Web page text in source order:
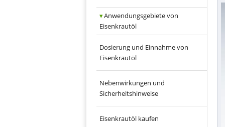
Anwendungsgebiete von
Eisenkrautöl
Dosierung und Einnahme von
Eisenkrautöl
Nebenwirkungen und
Sicherheitshinweise
Eisenkrautöl kaufen